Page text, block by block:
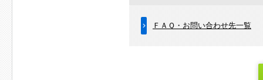
ＦＡＱ・お問い合わせ先一覧